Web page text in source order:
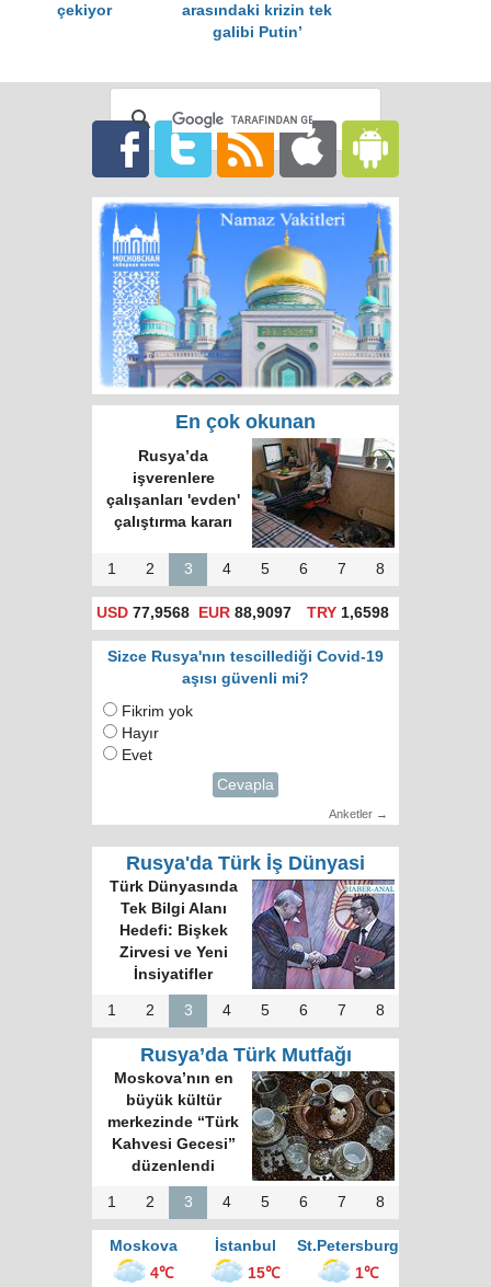
çekiyor
arasındaki krizin tek
galibi Putin’
En çok okunan
Rusya’da
işverenlere
çalışanları 'evden'
çalıştırma kararı
1 2 3 4 5 6 7 8
USD 77,9568 EUR 88,9097 TRY1,6598
Sizce Rusya'nın tescillediği Covid-19
aşısı güvenli mi?
Fikrim yok
Hayır
Evet
Cevapla
Anketler →
Rusya'da Türk İş Dünyasi
Türk Dünyasında
Tek Bilgi Alanı
Hedefi: Bişkek
Zirvesi ve Yeni
İnsiyatifler
1 2 3 4 5 6 7 8
Rusya’da Türk Mutfağı
Moskova’nın en
büyük kültür
merkezinde “Türk
Kahvesi Gecesi”
düzenlendi
1 2 3 4 5 6 7 8
Moskova İstanbul
St.Petersburg
4℃
15℃ 1℃